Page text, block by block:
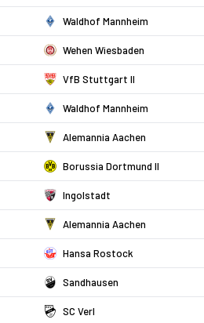
Waldhof Mannheim
Wehen Wiesbaden
VfB Stuttgart II
Waldhof Mannheim
Alemannia Aachen
Borussia Dortmund II
Ingolstadt
Alemannia Aachen
Hansa Rostock
Sandhausen
SC Verl